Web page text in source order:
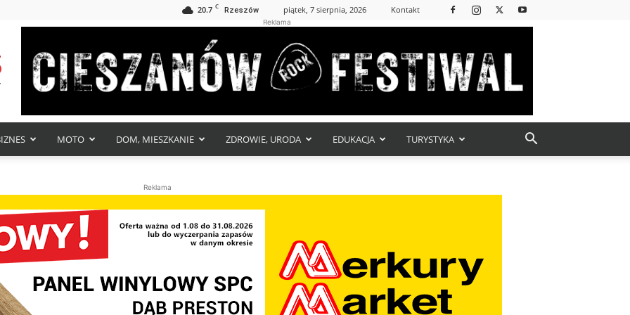
20.7 C Rzeszów piątek, 7 sierpnia, 2026 Kontakt
Reklama
MOTO DOM, MIESZKANIE ZDROWIE, URODA EDUKACJA TURYSTYKA
Reklama